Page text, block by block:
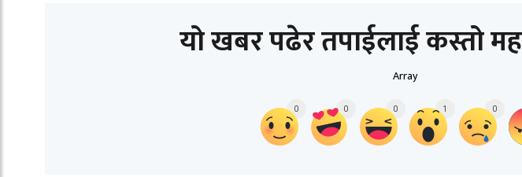
यो खबर पढेर तपाईलाई कस्तो
Array
0 0 0 1 0